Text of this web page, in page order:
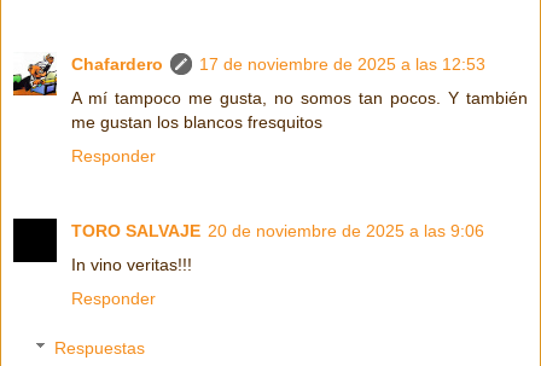
Chafardero
17 de noviembre de 2025 a las 12:53
A mí tampoco me gusta, no somos tan pocos. Y también
me gustan los blancos fresquitos
Responder
TORO SALVAJE 20 de noviembre de 2025 a las 9:06
In vino veritas!!!
Responder
Respuestas